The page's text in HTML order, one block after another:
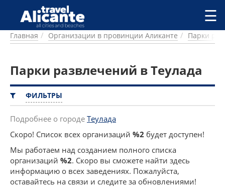
Перейти к основному содержанию
ГОРОДА
ПИТАНИЕ
ПРОЖИВАНИЕ
ПЛЯЖИ
ДОСТОПРИМЕЧАТЕЛЬНОСТИ
КЕМПИНГ
КОМАРКИ (РАЙОНЫ)
РЕЦЕПТЫ
ПРЕДЛОЖЕНИЯ
СТАТЬИ
☰
Главная Организации в провинции Аликанте Парки
Парки развлечений в Теулада
ФИЛЬТРЫ
Подробнее о городе Теулада
Скоро! Список всех организаций %2 будет доступен!
Мы работаем над созданием полного списка
организаций %2. Скоро вы сможете найти здесь
информацию о всех заведениях. Пожалуйста,
оставайтесь на связи и следите за обновлениями!